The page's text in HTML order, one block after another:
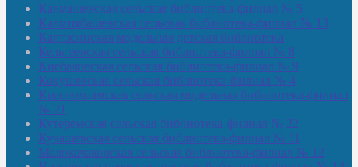
Калмашевская сельская библиотека-филиал № 5
Калмиябашевская сельская библиотека-филиал № 13
Калтасинская модельная детская библиотека
Кельтеевская сельская библиотека-филиал № 8
Киебаковская сельская библиотека-филиал № 9
Кокушевская сельская библиотека-филиал № 4
Краснохолмская сельская модельная библиотека-филиал
№ 21
Кутеремская сельская библиотека-филиал № 22
Кучашевская сельская библиотека-филиал № 11
Малокачаковская сельская библиотека-филиал № 12